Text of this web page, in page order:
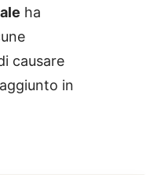
ha
causare
in